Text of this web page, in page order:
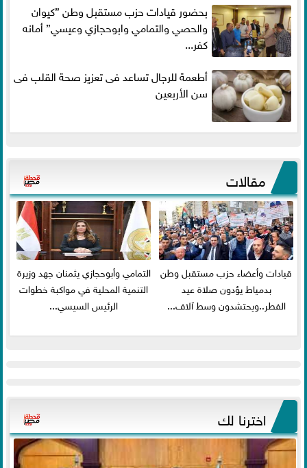
بحضور قيادات حزب مستقبل وطن ”كيوان
والحصي والتمامي وابوحجازي وعيسي” أمانه
كفر...
أطعمة للرجال تساعد فى تعزيز صحة القلب فى
سن الأربعين
مقالات
قيادات وأعضاء حزب مستقبل وطن
بدمياط يؤدون صلاة عيد
الفطر..ويحتشدون وسط آلاف...
التمامي وأبوحجازي يثمنان جهد وزيرة
التنمية المحلية في مواكبة خطوات
الرئيس السيسي...
اخترنا لك